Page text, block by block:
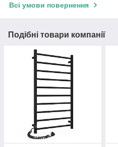
Всі умови повернення
Подібні товари компанії